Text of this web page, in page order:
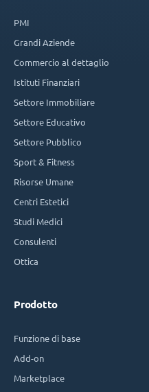
PMI
Grandi Aziende
Commercio al dettaglio
Istituti Finanziari
Settore Immobiliare
Settore Educativo
Settore Pubblico
Sport & Fitness
Risorse Umane
Centri Estetici
Studi Medici
Consulenti
Ottica
Prodotto
Funzione di base
Add-on
Marketplace